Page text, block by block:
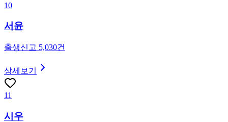
10
서윤
출생신고 5,030건
상세보기
11
시우